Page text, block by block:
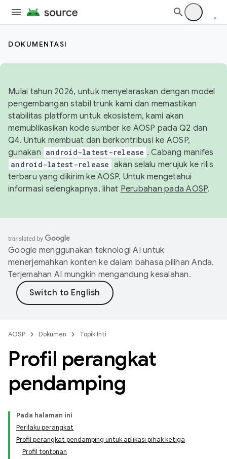
DOKUMENTASI
Mulai tahun 2026, untuk menyelaraskan dengan model
pengembangan stabil trunk kami dan memastikan
stabilitas platform untuk ekosistem, kami akan
memublikasikan kode sumber ke AOSP pada Q2 dan
Q4. Untuk membuat dan berkontribusi ke AOSP,
gunakan android-latest-release . Cabang manifes
android-latest-release akan selalu merujuk ke rilis
terbaru yang dikirim ke AOSP. Untuk mengetahui
informasi selengkapnya, lihat Perubahan pada AOSP.
Google menggunakan teknologi AI untuk
menerjemahkan konten ke dalam bahasa pilihan Anda.
Terjemahan AI mungkin mengandung kesalahan.
AOSP Dokumen Topik Inti
Profil perangkat
pendamping
Pada halaman ini
Perilaku perangkat
Profil perangkat pendamping untuk aplikasi pihak ketiga
Profil tontonan